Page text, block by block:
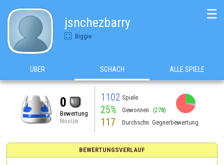
jsnchezbarry
Biggie
☰
ÜBER SCHACH ALLE SPIELE
0
Bewertung
Novize
1102 Spiele
25% Gewonnen (278)
117 Durchschn. Gegnerbewertung
BEWERTUNGSVERLAUF